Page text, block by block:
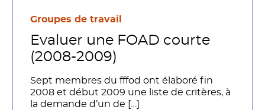
Groupes de travail
Evaluer une FOAD courte
(2008-2009)
Sept membres du fffod ont élaboré fin
2008 et début 2009 une liste de critères, à
la demande d’un de […]